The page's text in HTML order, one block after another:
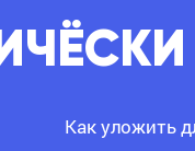
Как уложить